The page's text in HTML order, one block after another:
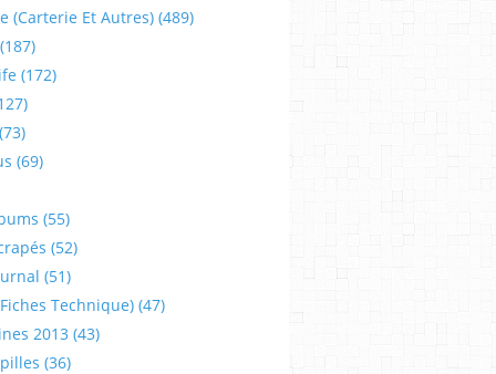
(carterie Et Autres) (489)
(172)
(69)
(55)
(52)
(51)
Technique) (47)
2013 (43)
(36)